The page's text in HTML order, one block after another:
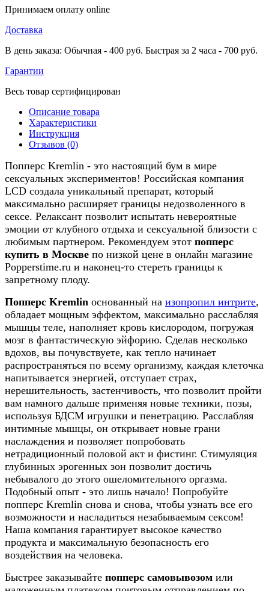
Принимаем оплату online
Доставка
В день заказа: Обычная - 400 руб. Быстрая за 2 часа - 700 руб.
Гарантии
Весь товар сертифицирован
Описание товара
Характеристики
Инструкция
Отзывов (0)
Попперс Kremlin - это настоящий бум в мире
сексуальных экспериментов! Российская компания
LCD создала уникальный препарат, который
максимально расширяет границы недозволенного в
сексе. Релаксант позволит испытать невероятные
эмоции от клубного отдыха и сексуальной близости с
любимым партнером. Рекомендуем этот попперс
купить в Москве по низкой цене в онлайн магазине
Popperstime.ru и наконец-то стереть границы к
запретному плоду.
Попперс Kremlin основанный на изопропил интрите,
обладает мощным эффектом, максимально расслабляя
мышцы теле, наполняет кровь кислородом, погружая
мозг в фантастическую эйфорию. Сделав несколько
вдохов, вы почувствуете, как тепло начинает
распространяться по всему организму, каждая клеточка
напитывается энергией, отступает страх,
нерешительность, застенчивость, что позволит пройти
вам намного дальше применяя новые техники, позы,
используя БДСМ игрушки и пенетрацию. Расслабляя
интимные мышцы, он открывает новые грани
наслаждения и позволяет попробовать
нетрадиционный половой акт и фистинг. Стимуляция
глубинных эрогенных зон позволит достичь
небывалого до этого ошеломительного оргазма.
Подобный опыт - это лишь начало! Попробуйте
попперс Kremlin снова и снова, чтобы узнать все его
возможности и насладиться незабываемым сексом!
Наша компания гарантирует высокое качество
продукта и максимальную безопасность его
воздействия на человека.
Быстрее заказывайте попперс самовывозом или